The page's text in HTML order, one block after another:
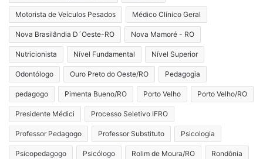
Motorista de Veículos Pesados Médico Clínico Geral
Nova Brasilândia D´Oeste-RO Nova Mamoré - RO
Nutricionista Nível Fundamental Nível Superior
Odontólogo Ouro Preto do Oeste/RO Pedagogia
pedagogo Pimenta Bueno/RO Porto Velho Porto Velho/RO
Presidente Médici Processo Seletivo IFRO
Professor Pedagogo Professor Substituto Psicologia
Psicopedagogo Psicólogo Rolim de Moura/RO Rondônia